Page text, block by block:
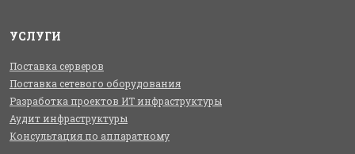
УСЛУГИ
Поставка серверов
Поставка сетевого оборудования
Разработка проектов ИТ инфраструктуры
Аудит инфраструктуры
Консультация по аппаратному